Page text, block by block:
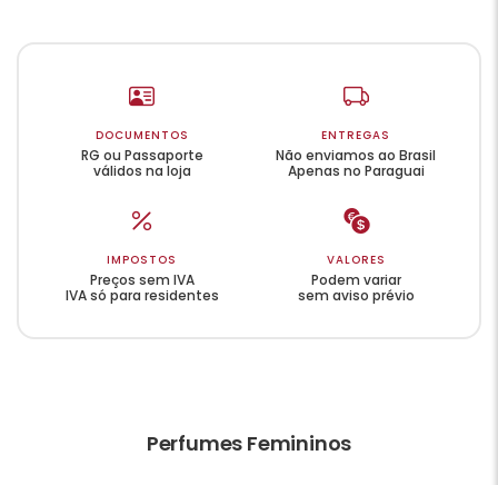
DOCUMENTOS
RG ou Passaporte
válidos na loja
ENTREGAS
Não enviamos ao Brasil
Apenas no Paraguai
IMPOSTOS
Preços sem IVA
IVA só para residentes
VALORES
Podem variar
sem aviso prévio
Perfumes Femininos